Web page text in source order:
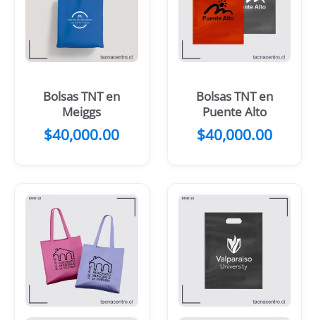
Bolsas TNT en
Meiggs
$40,000.00
Bolsas TNT en
Puente Alto
$40,000.00